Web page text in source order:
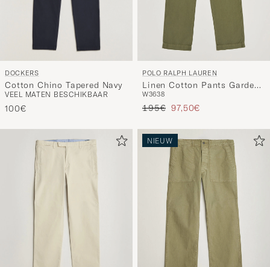
DOCKERS
Cotton Chino Tapered Navy
VEEL MATEN BESCHIKBAAR
100€
POLO RALPH LAUREN
Linen Cotton Pants Garden
Trail
W3638
Reguliere prijs
195€ Verlaagd prijs
97,50€
NIEUW